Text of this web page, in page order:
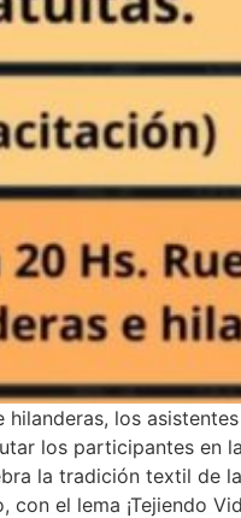
los
los participantes en
la tradición textil de
el lema ¡Tejiendo